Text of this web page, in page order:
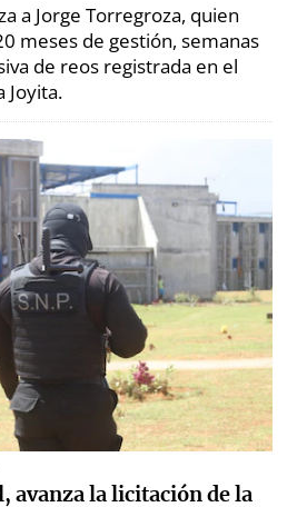
a Jorge Torregroza, quien
meses de gestión, semanas
de reos registrada en el
Joyita.
avanza la licitación de la